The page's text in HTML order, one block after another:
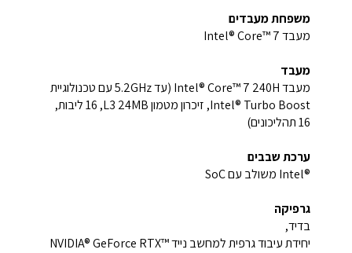
משפחת מעבדים
מעבד Intel® Core™ 7
מעבד
מעבד Intel® Core™ 7 240H (עד 5.2GHz עם טכנולוגיית
Intel® Turbo Boost, זיכרון מטמון L3 24MB‏, 16 ליבות,
16 תהליכונים)
ערכת שבבים
Intel®‎ משולב עם SoC
גרפיקה
בדיד,
יחידת עיבוד גרפית למחשב נייד NVIDIA® GeForce RTX™